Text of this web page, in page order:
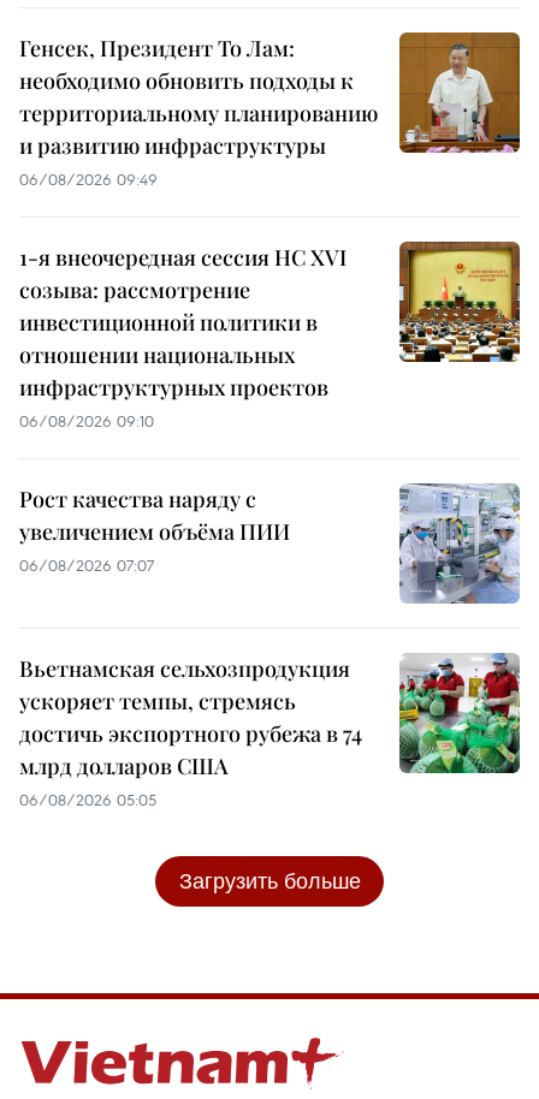
Генсек, Президент То Лам:
необходимо обновить подходы к
территориальному планированию
и развитию инфраструктуры
06/08/2026 09:49
1-я внеочередная сессия НС XVI
созыва: рассмотрение
инвестиционной политики в
отношении национальных
инфраструктурных проектов
06/08/2026 09:10
Рост качества наряду с
увеличением объёма ПИИ
06/08/2026 07:07
Вьетнамская сельхозпродукция
ускоряет темпы, стремясь
достичь экспортного рубежа в 74
млрд долларов США
06/08/2026 05:05
Загрузить больше